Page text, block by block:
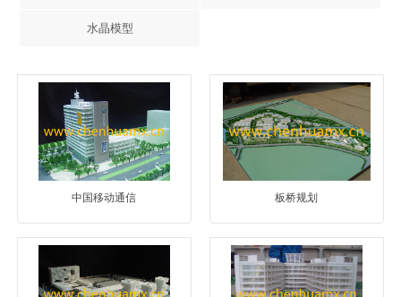
水晶模型
中国移动通信 板桥规划